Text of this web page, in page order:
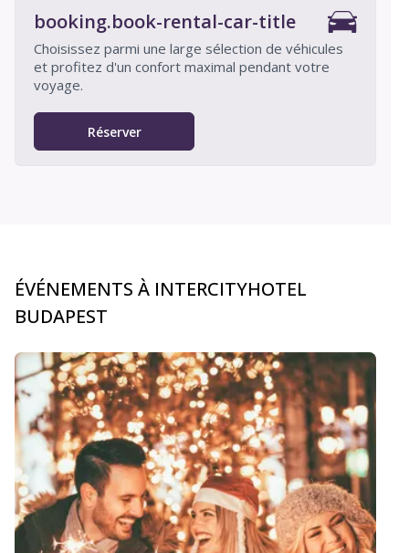
booking.book-rental-car-title
Choisissez parmi une large sélection de véhicules
et profitez d'un confort maximal pendant votre
voyage.
Réserver
ÉVÉNEMENTS À INTERCITYHOTEL
BUDAPEST
carousel.aria_current_slide